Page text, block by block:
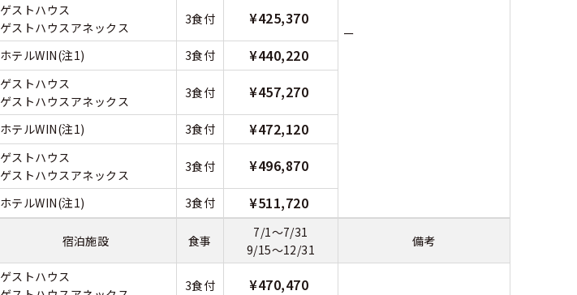
ー
ゲストハウス
ゲストハウスアネックス
3食付 ¥425,370
ホテルWIN(注1) 3食付 ¥440,220
ゲストハウス
ゲストハウスアネックス
3食付 ¥457,270
ホテルWIN(注1) 3食付 ¥472,120
ゲストハウス
ゲストハウスアネックス
3食付 ¥496,870
ホテルWIN(注1) 3食付 ¥511,720
宿泊施設 食事
7/1～7/31
9/15～12/31
備考
ゲストハウス
3食付 ¥470,470